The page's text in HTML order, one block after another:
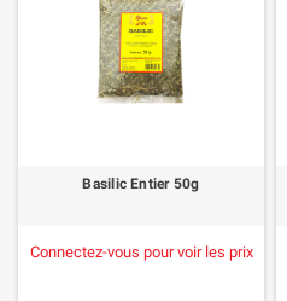
Basilic Entier 50g
Connectez-vous pour voir les prix